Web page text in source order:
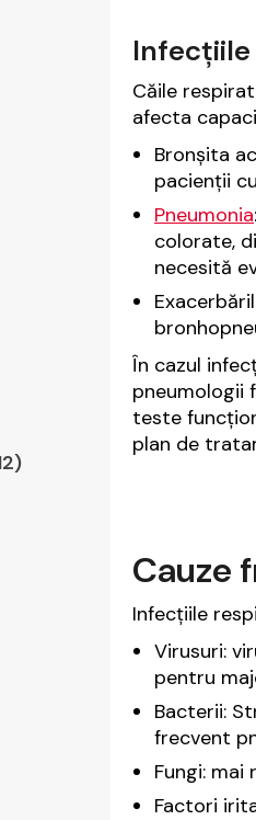
Căile
afecta
Bronșita
pacienții
Pneumonia
colorate,
necesită
În cazul
pneumologii
teste
plan de
Cauze
Infecțiile
Virusuri:
pentru
Bacterii:
frecvent
Fungi:
Factori